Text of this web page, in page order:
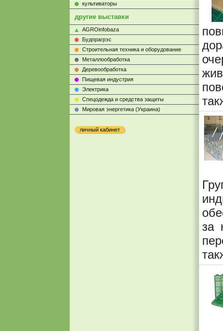
культиваторы
другие выставки
AGROinfobaza
Будпрагрэс
Строительная техника и оборудование
Металлообработка
Деревообработка
Пищевая индустрия
Электрика
Cпецодежда и средства защиты
Мировая энергетика (Украина)
личный кабинет
за